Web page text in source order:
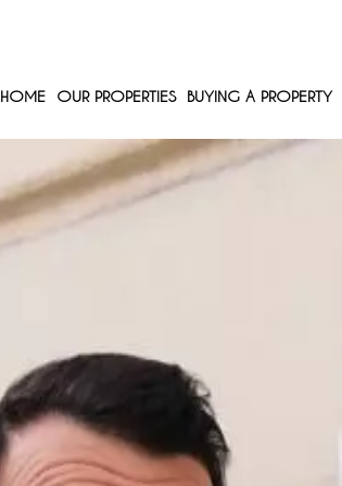
HOME OUR PROPERTIES BUYING A PROPERTY